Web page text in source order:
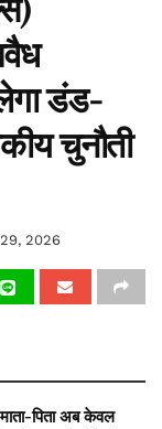
डंड-
चुनौती
2026
पिता अब केवल